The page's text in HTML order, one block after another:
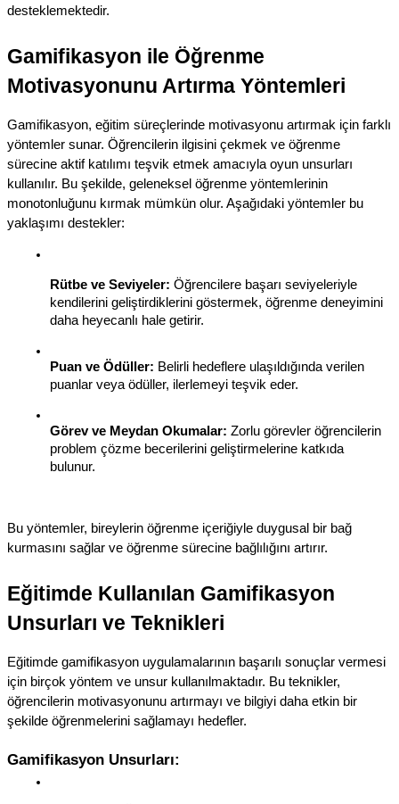
desteklemektedir.
Gamifikasyon ile Öğrenme
Motivasyonunu Artırma Yöntemleri
Gamifikasyon, eğitim süreçlerinde motivasyonu artırmak için farklı
yöntemler sunar. Öğrencilerin ilgisini çekmek ve öğrenme
sürecine aktif katılımı teşvik etmek amacıyla oyun unsurları
kullanılır. Bu şekilde, geleneksel öğrenme yöntemlerinin
monotonluğunu kırmak mümkün olur. Aşağıdaki yöntemler bu
yaklaşımı destekler:
Rütbe ve Seviyeler: Öğrencilere başarı seviyeleriyle
kendilerini geliştirdiklerini göstermek, öğrenme deneyimini
daha heyecanlı hale getirir.
Puan ve Ödüller: Belirli hedeflere ulaşıldığında verilen
puanlar veya ödüller, ilerlemeyi teşvik eder.
Görev ve Meydan Okumalar: Zorlu görevler öğrencilerin
problem çözme becerilerini geliştirmelerine katkıda
bulunur.
Bu yöntemler, bireylerin öğrenme içeriğiyle duygusal bir bağ
kurmasını sağlar ve öğrenme sürecine bağlılığını artırır.
Eğitimde Kullanılan Gamifikasyon
Unsurları ve Teknikleri
Eğitimde gamifikasyon uygulamalarının başarılı sonuçlar vermesi
için birçok yöntem ve unsur kullanılmaktadır. Bu teknikler,
öğrencilerin motivasyonunu artırmayı ve bilgiyi daha etkin bir
şekilde öğrenmelerini sağlamayı hedefler.
Gamifikasyon Unsurları: